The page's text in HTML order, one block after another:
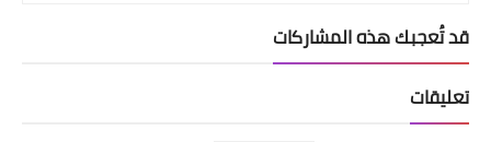
قد تُعجبك هذه المشاركات
تعليقات